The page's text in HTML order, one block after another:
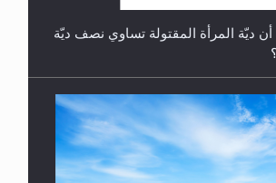
ديّة المرأة المقتولة تساوي نصف ديّة